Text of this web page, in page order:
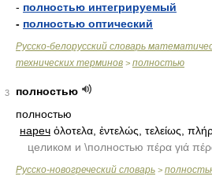
- полностью интегрируемый
- полностью оптический
Русско-белорусский словарь
технических терминов > полностью
3
полностью
полностью
нареч ὀλοτελα, ἐντελώς, τελείως,
целиком и \полностью πέρα γιά
Русско-новогреческий словарь >